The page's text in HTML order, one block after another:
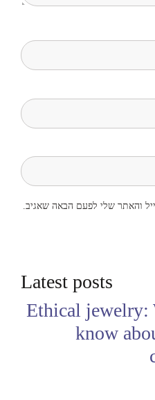
והאתר שלי לפעם הבאה שאגיב.
Latest posts
Ethical jewelry:
know